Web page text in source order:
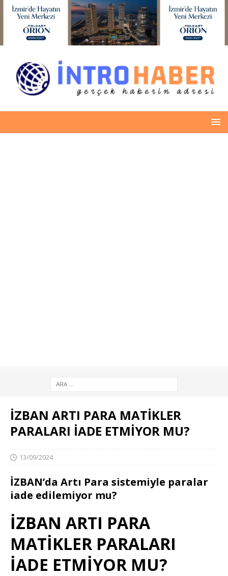
İZBAN ARTI PARA MATİKLER
PARALARI İADE ETMİYOR MU?
13/09/2024
İZBAN’da Artı Para sistemiyle paralar
iade edilemiyor mu?
İZBAN ARTI PARA
MATİKLER PARALARI
İADE ETMİYOR MU?